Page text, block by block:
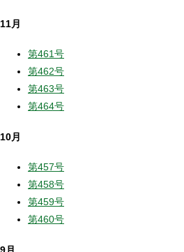
11月
第461号
第462号
第463号
第464号
10月
第457号
第458号
第459号
第460号